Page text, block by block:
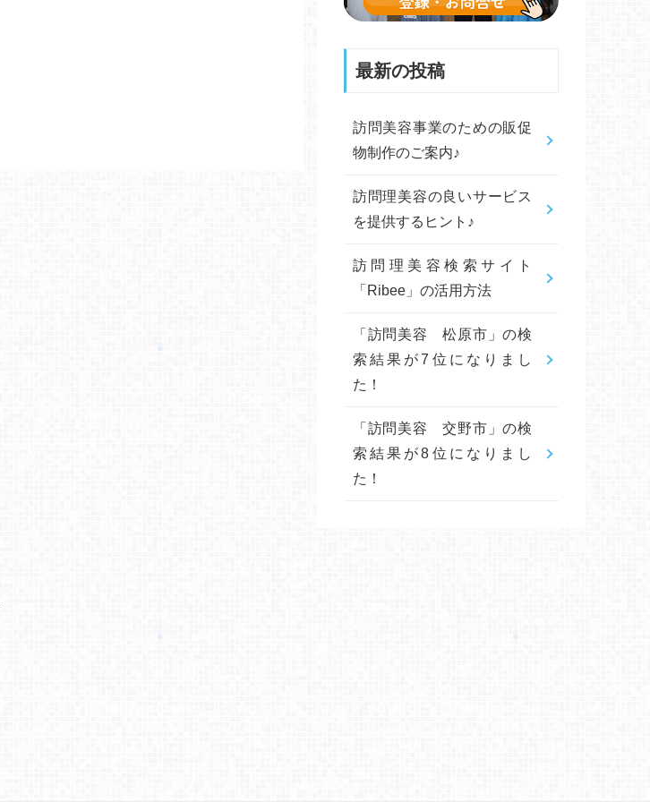
最新の投稿
訪問美容事業のための販促
物制作のご案内♪
訪問理美容の良いサービス
を提供するヒント♪
訪問理美容検索サイト
「Ribee」の活用方法
「訪問美容 松原市」の検
索結果が7位になりまし
た！
「訪問美容 交野市」の検
索結果が8位になりまし
た！